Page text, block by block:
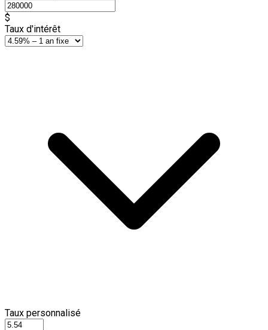
$
Taux d'intérêt
Taux personnalisé